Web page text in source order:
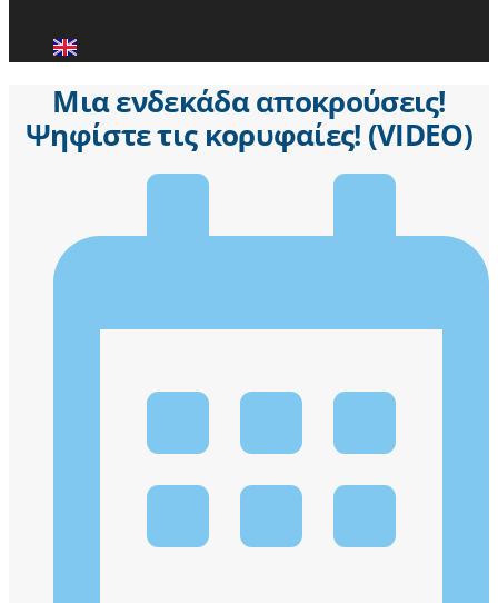
Μια ενδεκάδα αποκρούσεις!
Ψηφίστε τις κορυφαίες! (VIDEO)